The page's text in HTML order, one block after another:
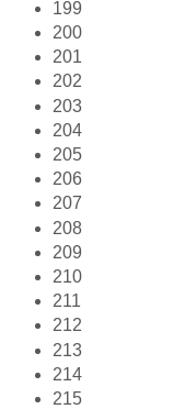
199
200
201
202
203
204
205
206
207
208
209
210
211
212
213
214
215